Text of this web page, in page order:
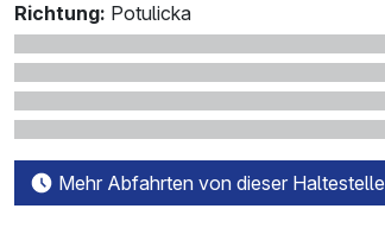
Richtung: Potulicka
Mehr Abfahrten von dieser Haltestelle